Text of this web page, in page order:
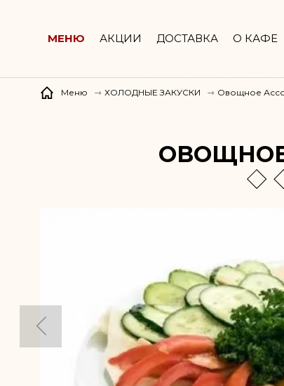
МЕНЮ АКЦИИ ДОСТАВКА О КАФЕ
Меню ХОЛОДНЫЕ ЗАКУСКИ Овощное